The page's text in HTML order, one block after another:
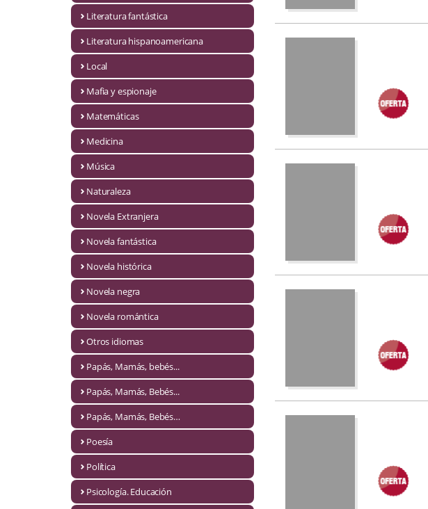
Infantil y juvenil
Infantil y juvenil. Nuevo!!
Infantil y juvenil. Nuevo!!!
Literatura fantástica
Literatura hispanoamericana
Mafia y espionaje
Novela Extranjera
Novela fantástica
Novela romántica
Literatura fantástica
Literatura hispanoamericana
Local
Mafia y espionaje
Matemáticas
Medicina
Música
Naturaleza
Novela Extranjera
Novela fantástica
Novela histórica
Novela negra
Novela romántica
Otros idiomas
Papás, Mamás, bebés...
Papás, Mamás, Bebés...
Papás, Mamás, Bebés…
Poesía
Política
Psicología. Educación